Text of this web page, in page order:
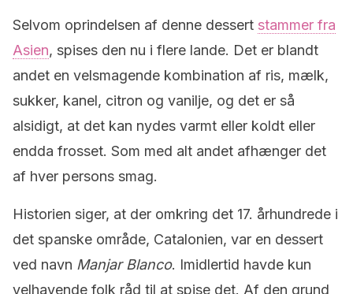
Selvom oprindelsen af denne dessert stammer fra
Asien, spises den nu i flere lande. Det er blandt
andet en velsmagende kombination af ris, mælk,
sukker, kanel, citron og vanilje, og det er så
alsidigt, at det kan nydes varmt eller koldt eller
endda frosset. Som med alt andet afhænger det
af hver persons smag.
Historien siger, at der omkring det 17. århundrede i
det spanske område, Catalonien, var en dessert
ved navn Manjar Blanco. Imidlertid havde kun
velhavende folk råd til at spise det. Af den grund